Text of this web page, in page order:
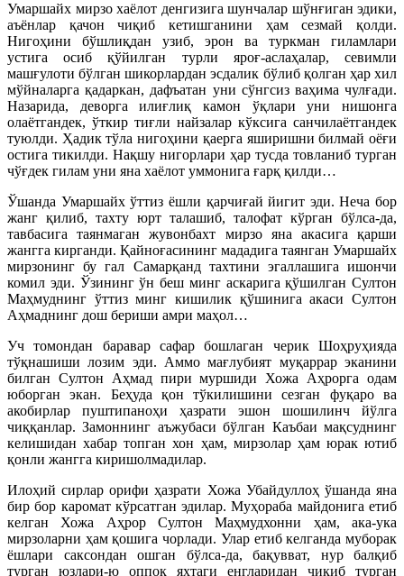
Умаршайх мирзо хаёлот денгизига шунчалар шўнғиган эдики,
аъёнлар қачон чиқиб кетишганини ҳам сезмай қолди.
Нигоҳини бўшлиқдан узиб, эрон ва туркман гиламлари
устига осиб қўйилган турли яроғ-аслаҳалар, севимли
машғулоти бўлган шикорлардан эсдалик бўлиб қолган ҳар хил
мўйналарга қадаркан, дафъатан уни сўнгсиз ваҳима чулғади.
Назарида, деворга илиғлиқ камон ўқлари уни нишонга
олаётгандек, ўткир тиғли найзалар кўксига санчилаётгандек
туюлди. Ҳадик тўла нигоҳини қаерга яширишни билмай оёғи
остига тикилди. Нақшу нигорлари ҳар тусда товланиб турган
чўғдек гилам уни яна хаёлот уммонига ғарқ қилди…
Ўшанда Умаршайх ўттиз ёшли қарчиғай йигит эди. Неча бор
жанг қилиб, тахту юрт талашиб, талофат кўрган бўлса-да,
тавбасига таянмаган жувонбахт мирзо яна акасига қарши
жангга кирганди. Қайноғасининг мададига таянган Умаршайх
мирзонинг бу гал Самарқанд тахтини эгаллашига ишончи
комил эди. Ўзининг ўн беш минг аскарига қўшилган Султон
Маҳмуднинг ўттиз минг кишилик қўшинига акаси Султон
Аҳмаднинг дош бериши амри маҳол…
Уч томондан баравар сафар бошлаган черик Шоҳруҳияда
тўқнашиши лозим эди. Аммо мағлубият муқаррар эканини
билган Султон Аҳмад пири муршиди Хожа Аҳрорга одам
юборган экан. Беҳуда қон тўкилишини сезган фуқаро ва
акобирлар пуштипаноҳи ҳазрати эшон шошилинч йўлга
чиққанлар. Замоннинг аъжубаси бўлган Каъбаи мақсуднинг
келишидан хабар топган хон ҳам, мирзолар ҳам юрак ютиб
қонли жангга киришолмадилар.
Илоҳий сирлар орифи ҳазрати Хожа Убайдуллоҳ ўшанда яна
бир бор каромат кўрсатган эдилар. Муҳораба майдонига етиб
келган Хожа Аҳрор Султон Маҳмудхонни ҳам, ака-ука
мирзоларни ҳам қошига чорлади. Улар етиб келганда муборак
ёшлари саксондан ошган бўлса-да, бақувват, нур балқиб
турган юзлари-ю оппоқ яхтаги енгларидан чиқиб турган